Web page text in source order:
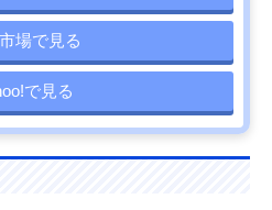
場で見る
で見る